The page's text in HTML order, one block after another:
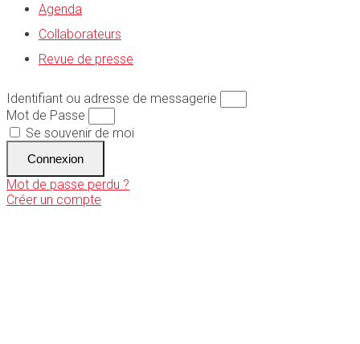
Agenda
Collaborateurs
Revue de presse
Identifiant ou adresse de messagerie
Mot de Passe
Se souvenir de moi
Connexion
Mot de passe perdu ?
Créer un compte